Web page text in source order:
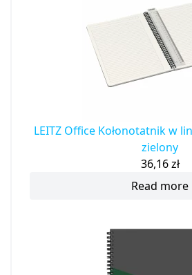
LEITZ Office Kołonotatnik w
zielony
36,16zł
Read more